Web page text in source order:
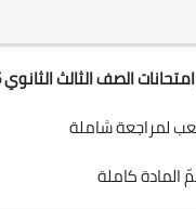
الصف الثالث الثانوي 2026
لمراجعة شاملة
المادة كاملة